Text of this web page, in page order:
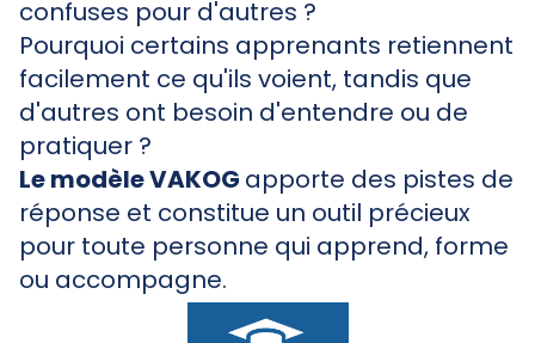
confuses pour d'autres ?
Pourquoi certains apprenants retiennent
facilement ce qu'ils voient, tandis que
d'autres ont besoin d'entendre ou de
pratiquer ?
Le modèle VAKOG apporte des pistes de
réponse et constitue un outil précieux
pour toute personne qui apprend, forme
ou accompagne.